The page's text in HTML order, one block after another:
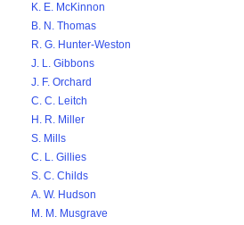
K. E. McKinnon
B. N. Thomas
R. G. Hunter-Weston
J. L. Gibbons
J. F. Orchard
C. C. Leitch
H. R. Miller
S. Mills
C. L. Gillies
S. C. Childs
A. W. Hudson
M. M. Musgrave